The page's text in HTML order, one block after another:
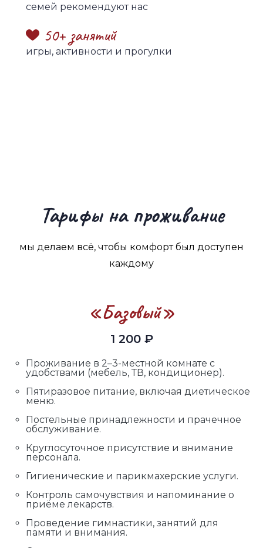
семей рекомендуют нас
50+ занятий
игры, активности и прогулки
Тарифы на проживание
мы делаем всё, чтобы комфорт был доступен
каждому
«Базовый»
1 200 ₽
Проживание в 2–3-местной комнате с
удобствами (мебель, ТВ, кондиционер).
Пятиразовое питание, включая диетическое
меню.
Постельные принадлежности и прачечное
обслуживание.
Круглосуточное присутствие и внимание
персонала.
Гигиенические и парикмахерские услуги.
Контроль самочувствия и напоминание о
приёме лекарств.
Проведение гимнастики, занятий для
памяти и внимания.